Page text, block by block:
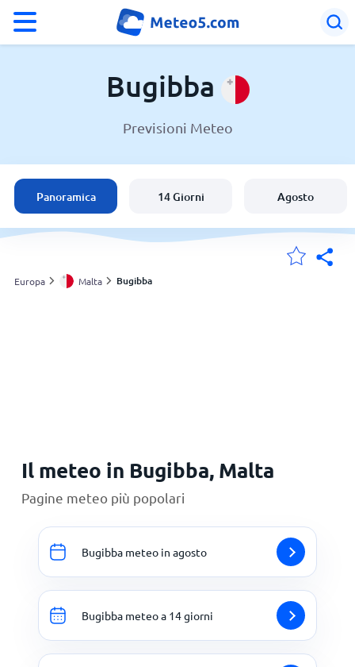
Malta
Italia
Svizzera
Bugibba
Previsioni Meteo
Panoramica 14 Giorni Agosto
Europa Malta Bugibba
Il meteo in Bugibba, Malta
Pagine meteo più popolari
Bugibba meteo in agosto
Bugibba meteo a 14 giorni